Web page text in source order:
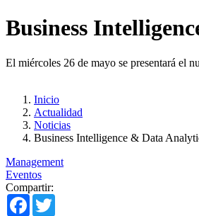
Business
El miércoles 26 de mayo se presentará el
Inicio
Actualidad
Noticias
Business Intelligence & Data
Management
Eventos
Compartir:
Facebook